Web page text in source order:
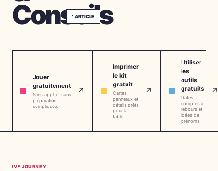
🇺🇸EN 🇫🇷FR
Conseils
1 ARTICLE
Jouer
gratuitement
Sans appli et sans
préparation
compliquée.
↗
Imprimer
le kit
gratuit
Cartes,
panneaux et
détails prêts
pour la
table.
↗
Utiliser
les
outils
gratuits
Dates,
comptes à
rebours et
idées de
prénoms.
↗
IVF JOURNEY